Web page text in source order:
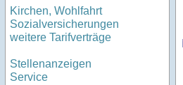
Kirchen, Wohlfahrt
Sozialversicherungen
weitere Tarifverträge
Stellenanzeigen
Service